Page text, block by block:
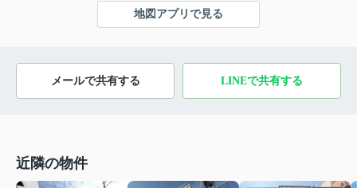
地図アプリで見る
メールで共有する LINEで共有する
近隣の物件